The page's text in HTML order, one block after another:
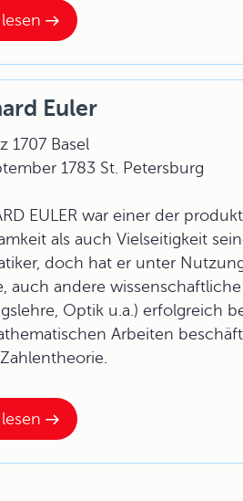
Euler
1707 Basel
1783 St. Petersburg
EULER war einer der
als auch Vielseitigkeit
doch hat er unter
auch andere
Optik u.a.) erfolgreich
Arbeiten